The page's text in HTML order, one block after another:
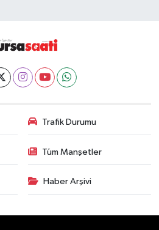
Trafik Durumu
Tüm Manşetler
Haber Arşivi